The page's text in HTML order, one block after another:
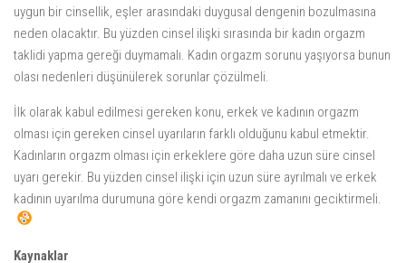
uygun bir cinsellik, eşler arasındaki duygusal dengenin bozulmasına
neden olacaktır. Bu yüzden cinsel ilişki sırasında bir kadın orgazm
taklidi yapma gereği duymamalı. Kadın orgazm sorunu yaşıyorsa bunun
olası nedenleri düşünülerek sorunlar çözülmeli.
İlk olarak kabul edilmesi gereken konu, erkek ve kadının orgazm
olması için gereken cinsel uyarıların farklı olduğunu kabul etmektir.
Kadınların orgazm olması için erkeklere göre daha uzun süre cinsel
uyarı gerekir. Bu yüzden cinsel ilişki için uzun süre ayrılmalı ve erkek
kadının uyarılma durumuna göre kendi orgazm zamanını geciktirmeli.
Kaynaklar